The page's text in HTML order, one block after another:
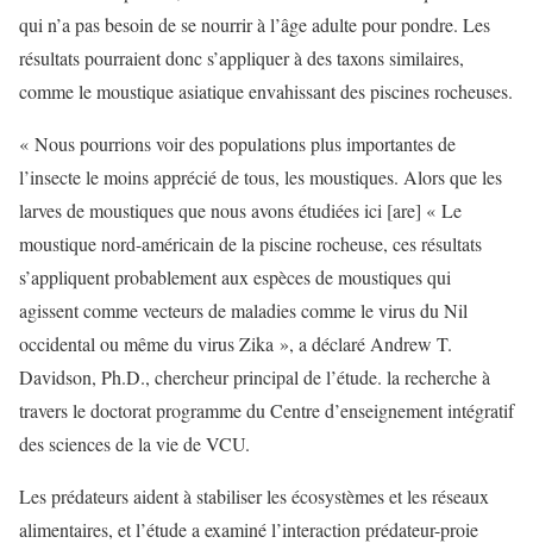
qui n’a pas besoin de se nourrir à l’âge adulte pour pondre. Les
résultats pourraient donc s’appliquer à des taxons similaires,
comme le moustique asiatique envahissant des piscines rocheuses.
« Nous pourrions voir des populations plus importantes de
l’insecte le moins apprécié de tous, les moustiques. Alors que les
larves de moustiques que nous avons étudiées ici [are] « Le
moustique nord-américain de la piscine rocheuse, ces résultats
s’appliquent probablement aux espèces de moustiques qui
agissent comme vecteurs de maladies comme le virus du Nil
occidental ou même du virus Zika », a déclaré Andrew T.
Davidson, Ph.D., chercheur principal de l’étude. la recherche à
travers le doctorat programme du Centre d’enseignement intégratif
des sciences de la vie de VCU.
Les prédateurs aident à stabiliser les écosystèmes et les réseaux
alimentaires, et l’étude a examiné l’interaction prédateur-proie